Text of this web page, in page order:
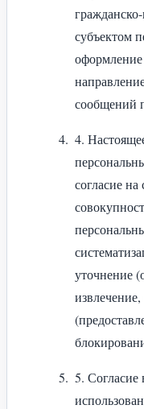
субъектом
сообщений
4.
согласие
уточнение
5. Согласие